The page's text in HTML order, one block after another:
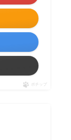
ポチップ